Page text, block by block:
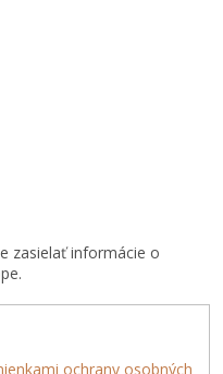
zasielať informácie o
ochrany osobných